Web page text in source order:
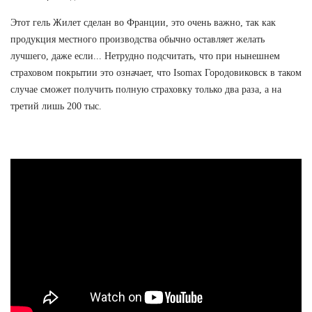
Этот гель Жилет сделан во Франции, это очень важно, так как
продукция местного производства обычно оставляет желать
лучшего, даже если... Нетрудно подсчитать, что при нынешнем
страховом покрытии это означает, что Isomax Городовиковск в таком
случае сможет получить полную страховку только два раза, а на
третий лишь 200 тыс.